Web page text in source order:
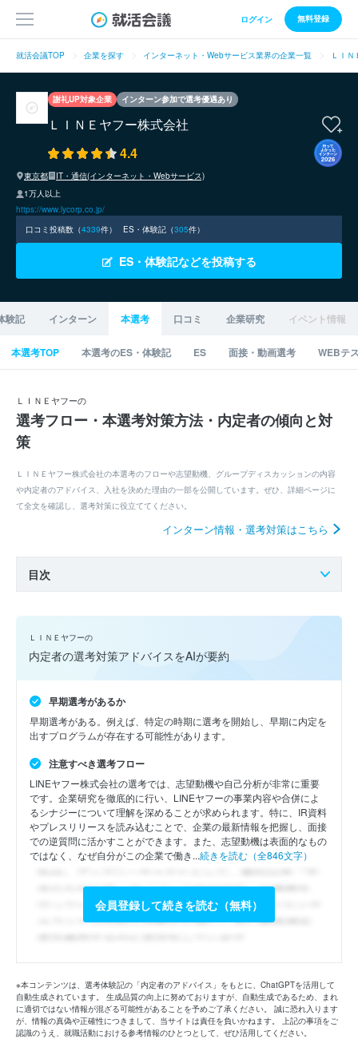
ログイン 無料登録
就活会議TOP 企業を探す インターネット・Webサービス業界の企業一覧 ＬＩ
謝礼UP対象企業 インターン参加で選考優遇あり
ＬＩＮＥヤフー株式会社
4.4
東京都
IT・通信(インターネット・Webサービス)
1万人以上
https://www.lycorp.co.jp/
口コミ投稿数（4339件） ES・体験記（305件）
ES・体験記などを投稿する
験記 インターン 本選考 口コミ 企業研究 イベント情報
本選考TOP 本選考のES・体験記 ES 面接・動画選考 WEBテ
ＬＩＮＥヤフーの
選考フロー・本選考対策方法・内定者の傾向と対
策
ＬＩＮＥヤフー株式会社の本選考のフローや志望動機、グループディスカッションの内容
や内定者のアドバイス、入社を決めた理由の一部を公開しています。ぜひ、詳細ページに
て全文を確認し、選考対策に役立ててください。
インターン情報・選考対策はこちら
目次
ＬＩＮＥヤフーの
内定者の選考対策アドバイスをAIが要約
早期選考があるか
早期選考がある。例えば、特定の時期に選考を開始し、早期に内定を
出すプログラムが存在する可能性があります。
注意すべき選考フロー
LINEヤフー株式会社の選考では、志望動機や自己分析が非常に重要
です。企業研究を徹底的に行い、LINEヤフーの事業内容や合併によ
るシナジーについて理解を深めることが求められます。特に、IR資料
やプレスリリースを読み込むことで、企業の最新情報を把握し、面接
での逆質問に活かすことができます。また、志望動機は表面的なもの
ではなく、なぜ自分がこの企業で働き...続きを読む（全846文字）
会員登録して続きを読む（無料）
※本コンテンツは、選考体験記の「内定者のアドバイス」をもとに、ChatGPTを活用して
自動生成されています。 生成品質の向上に努めておりますが、自動生成であるため、まれ
に適切ではない情報が混ざる可能性があることを予めご了承ください。 誠に恐れ入ります
が、情報の真偽や正確性につきまして、当サイトは責任を負いかねます。 上記の事項をご
認識のうえ、就職活動における参考情報のひとつとして、ぜひ活用してください。